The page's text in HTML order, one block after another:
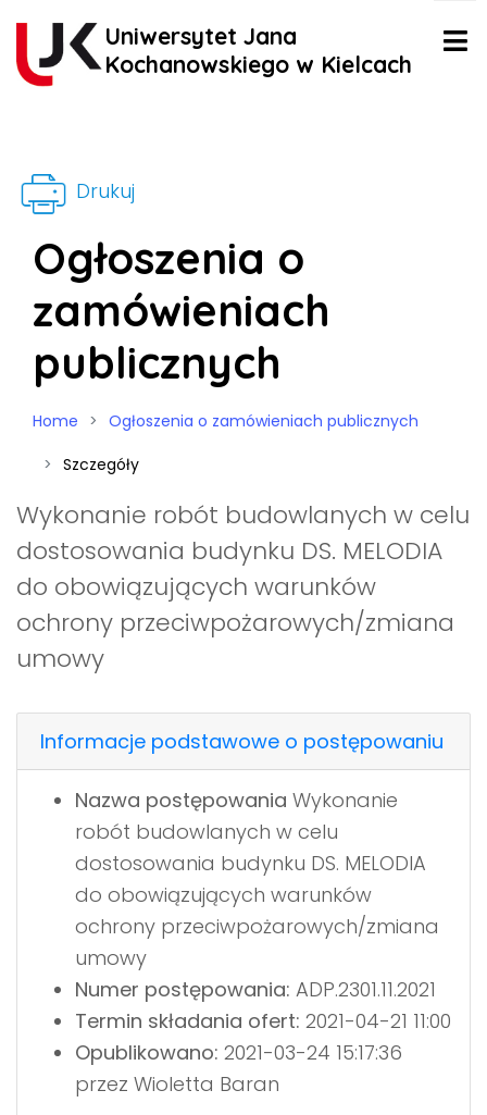
Uniwersytet Jana
Kochanowskiego w Kielcach
Drukuj
Ogłoszenia o
zamówieniach
publicznych
Home
Ogłoszenia o zamówieniach publicznych
Szczegóły
Wykonanie robót budowlanych w celu
dostosowania budynku DS. MELODIA
do obowiązujących warunków
ochrony przeciwpożarowych/zmiana
umowy
Informacje podstawowe o postępowaniu
Nazwa postępowania Wykonanie
robót budowlanych w celu
dostosowania budynku DS. MELODIA
do obowiązujących warunków
ochrony przeciwpożarowych/zmiana
umowy
Numer postępowania: ADP.2301.11.2021
Termin składania ofert: 2021-04-21 11:00
Opublikowano: 2021-03-24 15:17:36
przez Wioletta Baran